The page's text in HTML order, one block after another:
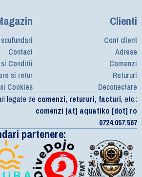
Contact
Conditii
si retur
Cookies
Clienti
Cont client
Adrese
Comenzi
Retururi
Deconectare
legate de comenzi, retururi, facturi, etc.:
comenzi [at] aquatiko [dot] ro
0724.057.567
partenere: